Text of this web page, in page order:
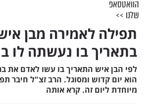
לאמירה מבן איש
בו נעשתה לו